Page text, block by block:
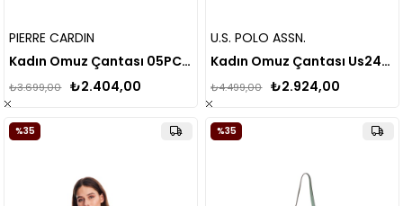
PIERRE CARDIN
Kadın Omuz Çantası 05PC24Y506
₺2.404,00
₺3.699,00
U.S. POLO ASSN.
Kadın Omuz Çantası Us24700
₺2.924,00
₺4.499,00
%35 %35